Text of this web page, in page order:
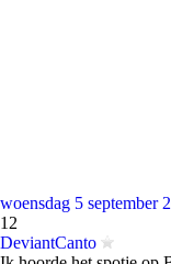
woensdag 5 september
12
DeviantCanto